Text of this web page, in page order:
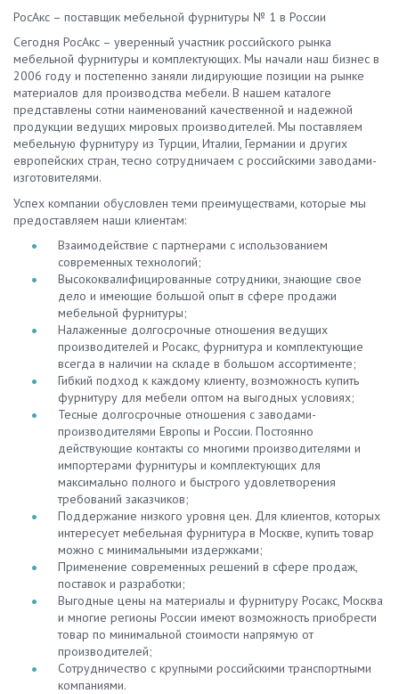
РосАкс – поставщик мебельной фурнитуры № 1 в России
Сегодня РосАкс – уверенный участник российского рынка
мебельной фурнитуры и комплектующих. Мы начали наш бизнес в
2006 году и постепенно заняли лидирующие позиции на рынке
материалов для производства мебели. В нашем каталоге
представлены сотни наименований качественной и надежной
продукции ведущих мировых производителей. Мы поставляем
мебельную фурнитуру из Турции, Италии, Германии и других
европейских стран, тесно сотрудничаем с российскими заводами-
изготовителями.
Успех компании обусловлен теми преимуществами, которые мы
предоставляем наши клиентам:
Взаимодействие с партнерами с использованием
современных технологий;
Высококвалифицированные сотрудники, знающие свое
дело и имеющие большой опыт в сфере продажи
мебельной фурнитуры;
Налаженные долгосрочные отношения ведущих
производителей и Росакс, фурнитура и комплектующие
всегда в наличии на складе в большом ассортименте;
Гибкий подход к каждому клиенту, возможность купить
фурнитуру для мебели оптом на выгодных условиях;
Тесные долгосрочные отношения с заводами-
производителями Европы и России. Постоянно
действующие контакты со многими производителями и
импортерами фурнитуры и комплектующих для
максимально полного и быстрого удовлетворения
требований заказчиков;
Поддержание низкого уровня цен. Для клиентов, которых
интересует мебельная фурнитура в Москве, купить товар
можно с минимальными издержками;
Применение современных решений в сфере продаж,
поставок и разработки;
Выгодные цены на материалы и фурнитуру Росакс, Москва
и многие регионы России имеют возможность приобрести
товар по минимальной стоимости напрямую от
производителей;
Сотрудничество с крупными российскими транспортными
компаниями.